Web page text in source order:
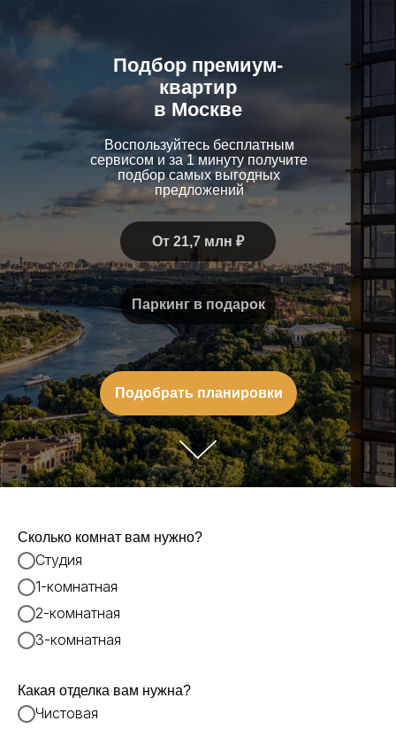
Подбор премиум-
квартир
в Москве
Воспользуйтесь бесплатным
сервисом и за 1 минуту получите
подбор самых выгодных
предложений
От 21,7 млн ₽
Паркинг в подарок
Подобрать планировки
Сколько комнат вам нужно?
Студия
1-комнатная
2-комнатная
3-комнатная
Какая отделка вам нужна?
Чистовая